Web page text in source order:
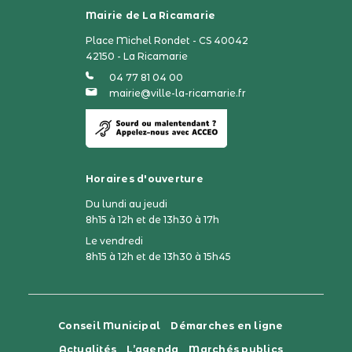
Mairie de La Ricamarie
Place Michel Rondet - CS 40042
42150 - La Ricamarie
04 77 81 04 00
mairie@ville-la-ricamarie.fr
Horaires d'ouverture
Du lundi au jeudi
8h15 à 12h et de 13h30 à 17h
Le vendredi
8h15 à 12h et de 13h30 à 15h45
Conseil Municipal
Démarches en ligne
Actualités
L’agenda Marchés publics